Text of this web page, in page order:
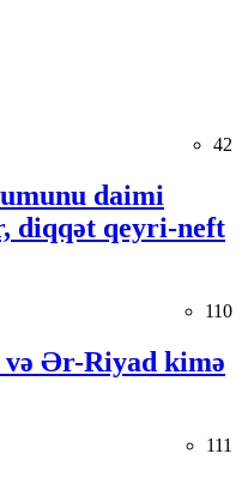
42
daimi
diqqət qeyri-neft
110
Ər-Riyad kimə
111